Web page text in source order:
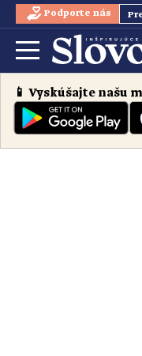
Podporte nás
📱 Vyskúšajte